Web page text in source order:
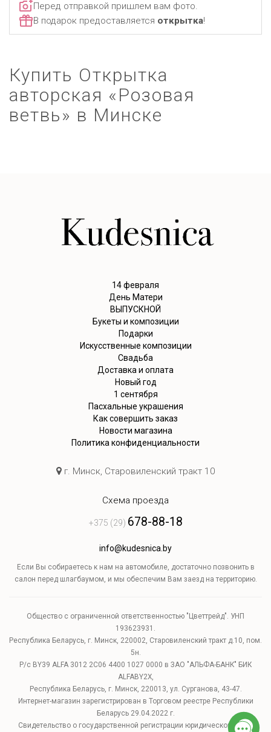
Перед отправкой пришлем вам фото.
В подарок предоставляется открытка!
Купить Открытка
авторская «Розовая
ветвь» в Минске
14 февраля
День Матери
ВЫПУСКНОЙ
Букеты и композиции
Подарки
Искусственные композиции
Свадьба
Доставка и оплата
Новый год
1 сентября
Пасхальные украшения
Как совершить заказ
Новости магазина
Политика конфиденциальности
г. Минск, Старовиленский тракт 10
Схема проезда
+375 (29) 678-88-18
info@kudesnica.by
Если Вы собираетесь к нам на автомобиле, достаточно позвонить в
салон перед шлагбаумом, и мы обеспечим Вам заезд на территорию.
Общество с ограниченной ответственностью "Цветтрейд". УНП
193623931.
Республика Беларусь, г. Минск, 220002, Старовиленский тракт д.10, пом.
5н.
Р/с BY39 ALFA 3012 2C06 4400 1027 0000 в ЗАО "АЛЬФА-БАНК" БИК
ALFABY2X,
Республика Беларусь, г. Минск, 220013, ул. Сурганова, 43-47.
Интернет-магазин зарегистрирован в Торговом реестре Республики
Беларусь 29.04.2022 г.
Свидетельство о государственной регистрации юридического лица